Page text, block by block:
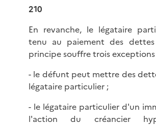
210
En revanche, le légataire
tenu au paiement des
principe souffre trois exceptions
- le défunt peut mettre des
légataire particulier ;
- le légataire particulier d'un
l'action du créancier